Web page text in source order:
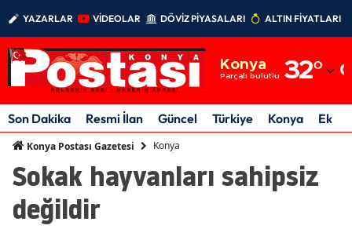
YAZARLAR VİDEOLAR DÖVİZ PİYASALARI ALTIN FİYATLARI
Konya
Parçalı bulutlu 32°
Adıyaman
Afyonkarahisar
Amasya
Son Dakika Resmi İlan Güncel Türkiye Konya
Konya Postası Gazetesi Konya
Sokak hayvanları sahipsiz
değildir